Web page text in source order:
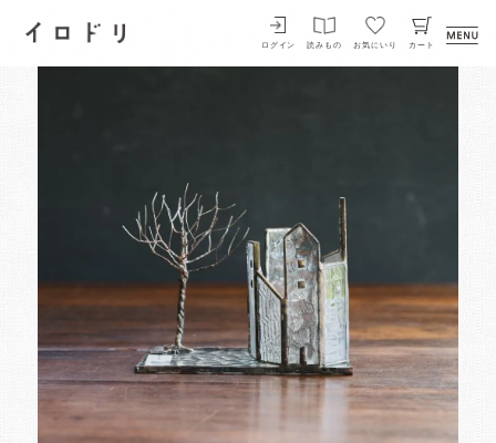
イロドリ
ログイン 読みもの お気にいり カート